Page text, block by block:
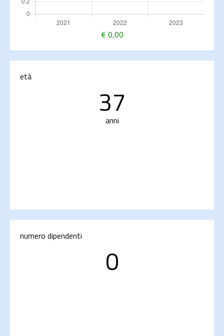
€ 0,00
età
37
anni
numero dipendenti
0